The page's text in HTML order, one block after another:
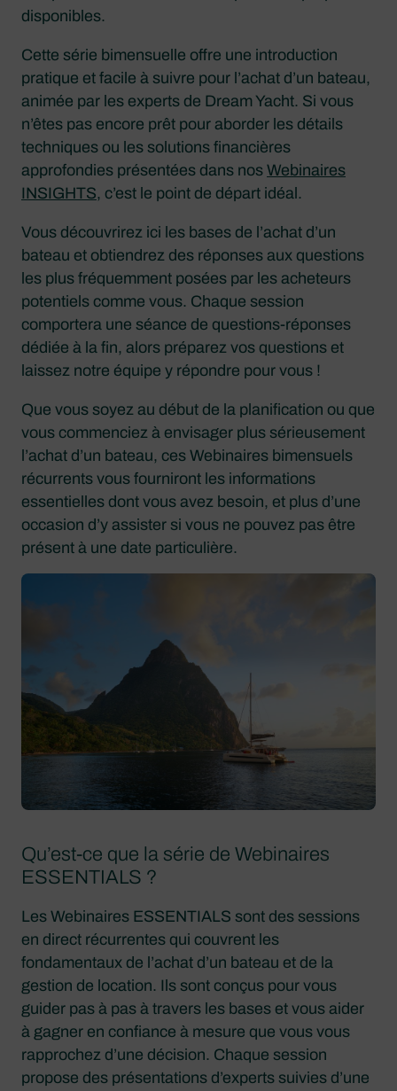
disponibles.
Cette série bimensuelle offre une introduction
pratique et facile à suivre pour l’achat d’un bateau,
animée par les experts de Dream Yacht. Si vous
n’êtes pas encore prêt pour aborder les détails
techniques ou les solutions financières
approfondies présentées dans nos Webinaires
INSIGHTS, c’est le point de départ idéal.
Vous découvrirez ici les bases de l’achat d’un
bateau et obtiendrez des réponses aux questions
les plus fréquemment posées par les acheteurs
potentiels comme vous. Chaque session
comportera une séance de questions-réponses
dédiée à la fin, alors préparez vos questions et
laissez notre équipe y répondre pour vous !
Que vous soyez au début de la planification ou que
vous commenciez à envisager plus sérieusement
l’achat d’un bateau, ces Webinaires bimensuels
récurrents vous fourniront les informations
essentielles dont vous avez besoin, et plus d’une
occasion d’y assister si vous ne pouvez pas être
présent à une date particulière.
Qu’est-ce que la série de Webinaires
ESSENTIALS ?
Les Webinaires ESSENTIALS sont des sessions
en direct récurrentes qui couvrent les
fondamentaux de l’achat d’un bateau et de la
gestion de location. Ils sont conçus pour vous
guider pas à pas à travers les bases et vous aider
à gagner en confiance à mesure que vous vous
rapprochez d’une décision. Chaque session
propose des présentations d’experts suivies d’une